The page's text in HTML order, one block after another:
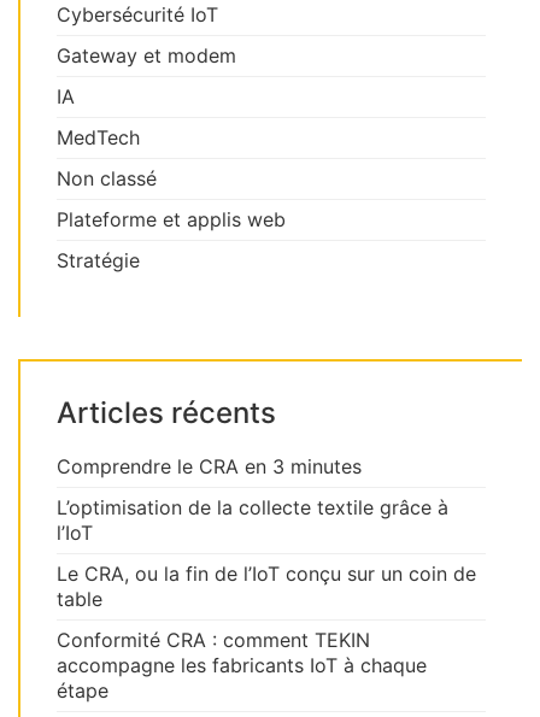
Cybersécurité IoT
Gateway et modem
IA
MedTech
Non classé
Plateforme et applis web
Stratégie
Articles récents
Comprendre le CRA en 3 minutes
L’optimisation de la collecte textile grâce à
l’IoT
Le CRA, ou la fin de l’IoT conçu sur un coin de
table
Conformité CRA : comment TEKIN
accompagne les fabricants IoT à chaque
étape